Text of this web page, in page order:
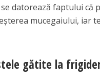
se datorează faptului
mucegaiului, iar
gătite la